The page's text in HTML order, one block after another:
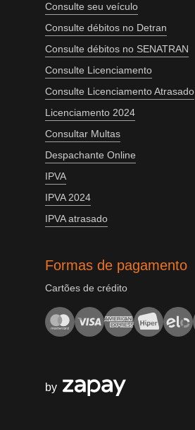
Consulte seu veículo
Consulte débitos no Detran
Consulte débitos no SENATRAN
Consulte Licenciamento
Consulte Licenciamento Atrasado
Licenciamento 2024
Consultar Multas
Despachante Online
IPVA
IPVA 2024
IPVA atrasado
Formas de pagamento
Cartões de crédito
by